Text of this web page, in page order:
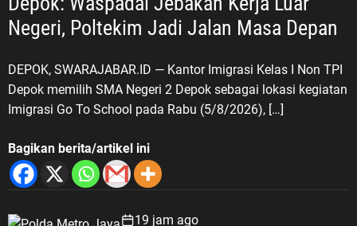
DEPOK, SWARAJABAR.ID — Kantor Imigrasi Kelas I Non TPI
Depok memilih SMA Negeri 2 Depok sebagai lokasi kegiatan
Imigrasi Go To School pada Rabu (5/8/2026), […]
Bagikan berita/artikel ini
19 jam ago